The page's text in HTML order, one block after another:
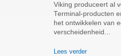
Viking produceert al
Terminal-producten
het ontwikkelen van
verscheidenheid...
Lees verder